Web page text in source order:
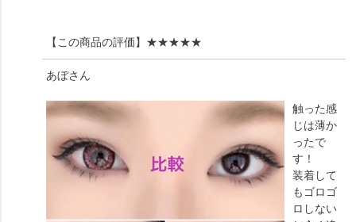
【この商品の評価】 ★★★★★
あぼさん
触った感
じは薄か
ったで
す！
装着して
もゴロゴ
ロしない